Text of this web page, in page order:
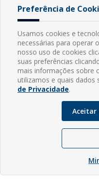
Preferência de
Usamos cookies e
necessárias para operar
nosso uso de cookies
suas preferências
mais informações sobre
utilizamos e quais dados
de Privacidade.
Aceitar